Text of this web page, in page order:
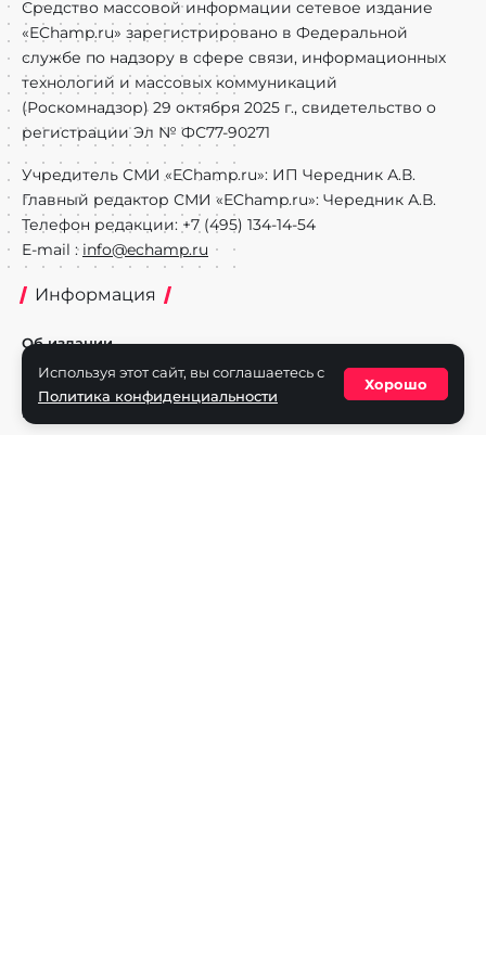
Средство массовой информации сетевое издание
«EChamp.ru» зарегистрировано в Федеральной
службе по надзору в сфере связи, информационных
технологий и массовых коммуникаций
(Роскомнадзор) 29 октября 2025 г., свидетельство о
регистрации Эл № ФС77-90271
Учредитель СМИ «EChamp.ru»: ИП Чередник А.В.
Главный редактор СМИ «EChamp.ru»: Чередник А.В.
Телефон редакции: +7 (495) 134-14-54
E-mail : info@echamp.ru
Информация
Об издании
Реклама на портале
Политика конфиденциальности
Используя этот сайт, вы соглашаетесь с
Политика конфиденциальности
Хорошо